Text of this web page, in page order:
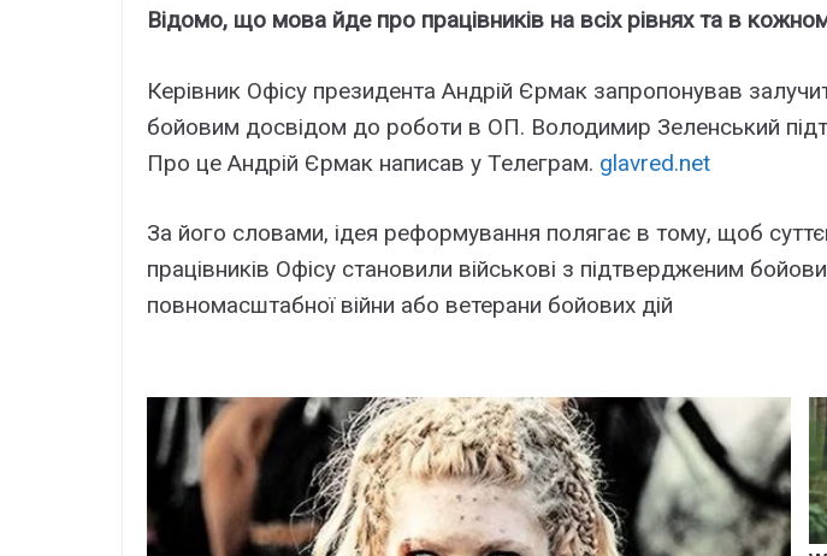
Відомо, що мова йде про працівників на всіх рівнях та в
Керівник Офісу президента Андрій Єрмак запропонував
бойовим досвідом до роботи в ОП. Володимир Зеленський
Про це Андрій Єрмак написав у Телеграм. glavred.net
За його словами, ідея реформування полягає в тому, щоб
працівників Офісу становили військові з підтвердженим
повномасштабної війни або ветерани бойових дій